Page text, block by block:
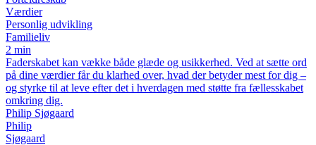
Værdier
Personlig udvikling
Familieliv
2 min
Faderskabet kan vække både glæde og usikkerhed. Ved at sætte ord
på dine værdier får du klarhed over, hvad der betyder mest for dig –
og styrke til at leve efter det i hverdagen med støtte fra fællesskabet
omkring dig.
Philip Sjøgaard
Philip
Sjøgaard